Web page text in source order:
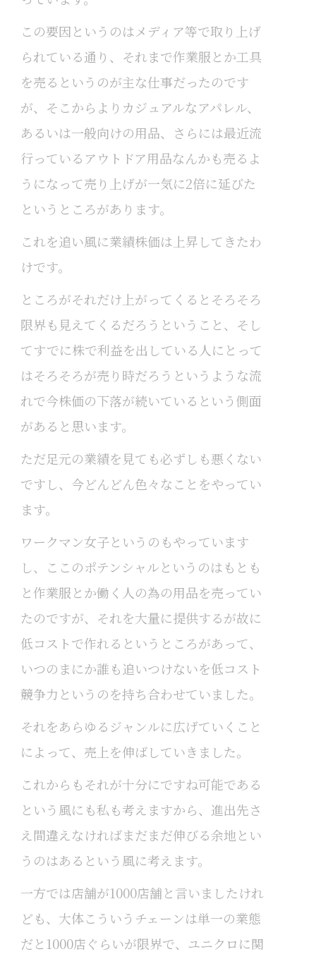
この要因というのはメディア等で取り上げ
られている通り、それまで作業服とか工具
を売るというのが主な仕事だったのです
が、そこからよりカジュアルなアパレル、
あるいは一般向けの用品、さらには最近流
行っているアウトドア用品なんかも売るよ
うになって売り上げが一気に2倍に延びた
というところがあります。
これを追い風に業績株価は上昇してきたわ
けです。
ところがそれだけ上がってくるとそろそろ
限界も見えてくるだろうということ、そし
てすでに株で利益を出している人にとって
はそろそろが売り時だろうというような流
れで今株価の下落が続いているという側面
があると思います。
ただ足元の業績を見ても必ずしも悪くない
ですし、今どんどん色々なことをやってい
ます。
ワークマン女子というのもやっています
し、ここのポテンシャルというのはもとも
と作業服とか働く人の為の用品を売ってい
たのですが、それを大量に提供するが故に
低コストで作れるというところがあって、
いつのまにか誰も追いつけないを低コスト
競争力というのを持ち合わせていました。
それをあらゆるジャンルに広げていくこと
によって、売上を伸ばしていきました。
これからもそれが十分にですね可能である
という風にも私も考えますから、進出先さ
え間違えなければまだまだ伸びる余地とい
うのはあるという風に考えます。
一方では店舗が1000店舗と言いましたけれ
ども、大体こういうチェーンは単一の業態
だと1000店ぐらいが限界で、ユニクロに関